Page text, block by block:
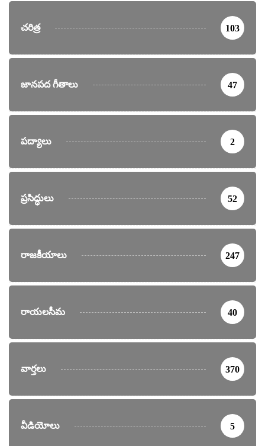
చరిత్ర 103
జానపద గీతాలు 47
పద్యాలు 2
ప్రసిద్ధులు 52
రాజకీయాలు 247
రాయలసీమ 40
వార్తలు 370
వీడియోలు 5